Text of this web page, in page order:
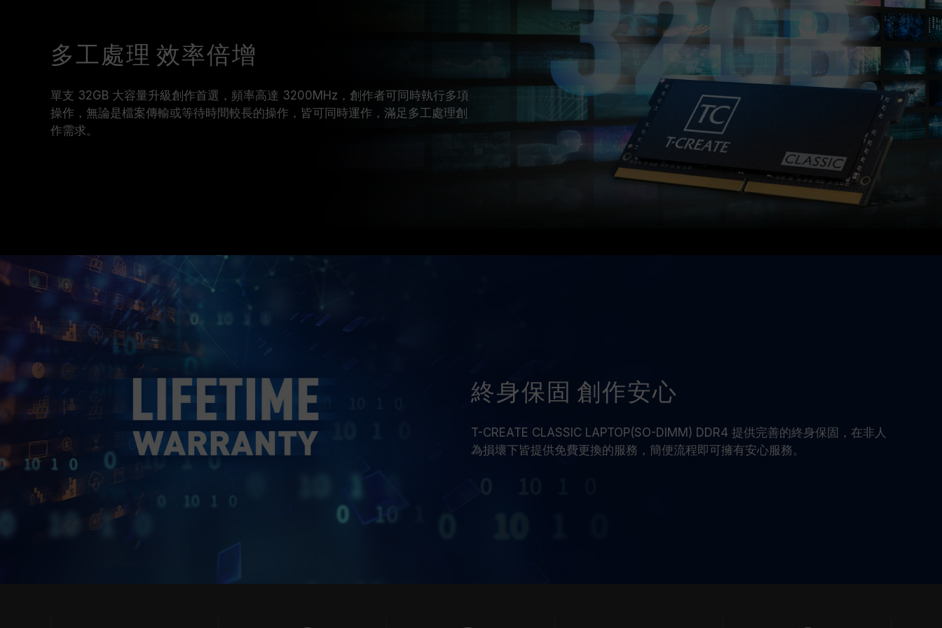
多工處理 效率倍增
單支 32GB 大容量升級創作首選，頻率高達 3200MHz，創作者可同時執行多項
操作，無論是檔案傳輸或等待時間較長的操作，皆可同時運作，滿足多工處理創
作需求。
終身保固 創作安心
T-CREATE CLASSIC LAPTOP(SO-DIMM) DDR4 提供完善的終身保固，在非人
為損壞下皆提供免費更換的服務，簡便流程即可擁有安心服務。